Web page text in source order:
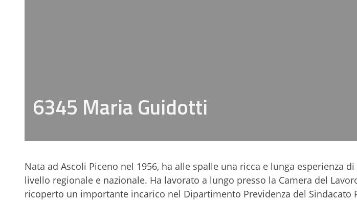
6345 Maria Guidotti
Nata ad Ascoli Piceno nel 1956, ha alle spalle una ricca e lunga esperienza
livello regionale e nazionale. Ha lavorato a lungo presso la Camera del
ricoperto un importante incarico nel Dipartimento Previdenza del Sindacato